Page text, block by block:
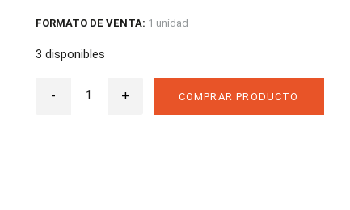
FORMATO DE VENTA: 1 unidad
3 disponibles
-
Pinzas
+ COMPRAR PRODUCTO